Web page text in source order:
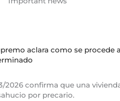
aclara como se
2026 confirma que una
por precario.